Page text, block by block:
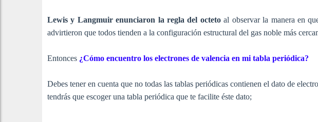
Lewis y Langmuir enunciaron la regla del octetoal observar la manera en
advirtieron que todos tienden a la configuración estructural del gas noble más
Entonces ¿Cómo encuentro los electrones de valencia en mi tabla periódica?
Debes tener en cuenta que no todas las tablas periódicas contienen el dato de
tendrás que escoger una tabla periódica que te facilite éste dato;